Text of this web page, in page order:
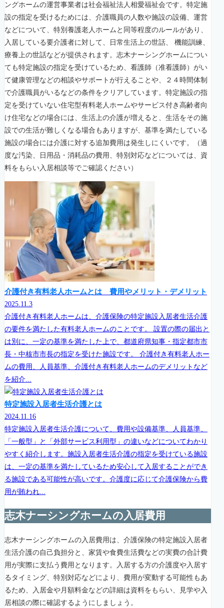
ングホームの運営事業者は社会福祉法人相愛福祉会です。特定施
設の指定を受けるためには、介護職員の人数や施設の設備、運営
などについて、特別養護老人ホームと同等程度のルールがあり、
入居している要介護者に対して、日常生活上の世話、 機能訓練、
療養上の世話などが提供されます。志木ナーシングホームについ
ても特定施設の指定を受けているため、看護師（准看護師）がい
て健康管理などの相談やサポートが行えることや、２４時間体制
で介護職員がいるなどの条件をクリアしています。特定施設の指
定を受けていない住宅型有料老人ホームやサービス付き高齢者向
け住宅などの場合には、生活上の介護が増えると、生活をその施
設での生活が難しくなる場合もありますが、基準を満たしている
施設の場合には介護に対する追加費用は発生しにくいです。（過
度な汚染、日用品・消耗品の費用、特別対応などについては、資
料をもらい入居相談等でご確認ください）
介護付き有料老人ホームとは 費用やメリット・デメリット
2025.11.3
介護付き有料老人ホームは、介護保険の特定施設入居者生活介護
の要件を満たした有料老人ホームのことです。 設置の際の届出と
は別に、一定の基準を満たした上で、都道府県知事・指定都市市
長・中核市市長の指定を受けた施設です。 介護付き有料老人ホー
ムの費用、人員基準、介護付き有料老人ホームのデメリットなど
を紹介...
特定施設入居者生活介護とは
2024.11.16
特定施設入居者生活介護について、費用や設備基準、人員基準、
「一般型」と「外部サービス利用型」の違いなどについてわかり
やすく紹介します。施設入居者生活介護の指定を受けている施設
は、一定の基準を満たしているため安心して入居することができ
る施設である可能性が高いです。介護度に応じて介護保険から費
用が賄われ...
志木ナーシングホームの入居費用
志木ナーシングホームの入居費用は、介護保険の特定施設入居者
生活介護の自己負担分と、家賃や食費生活費などの実費の合計費
用が実際に支払う費用となります。入居する方の介護度や入居す
るタイミング、特別対応などにより、費用が変動する可能性もあ
るため、入居金や月額料金などの詳細は資料をもらい、見学や入
居相談の際に確認するようにしましょう。